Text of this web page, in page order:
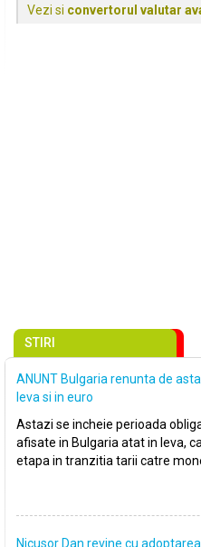
Vezi si convertorul valutar
STIRI
ANUNT Bulgaria renunta de
leva si in euro
Astazi se incheie perioada
afisate in Bulgaria atat in leva,
etapa in tranzitia tarii catre
Nicusor Dan revine cu